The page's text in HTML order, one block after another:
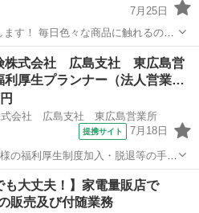
7月25日
触れるので
なるので普段の私生活にもすごく役
お得情報などもスタッフには特別教
その他 出張買取
株式会社 広島支社 東広島営
利厚生プランナー（法人営業…
式会社 広島支社 東広島営業所
提携サイト 7月18日
の福利厚生制度加入・脱退等の手続
ではなく、会員である法人企業様へ
のご案内などがメイン。個人宅訪
切あ...
も大丈夫！】家電量販店で
販売及び付随業務